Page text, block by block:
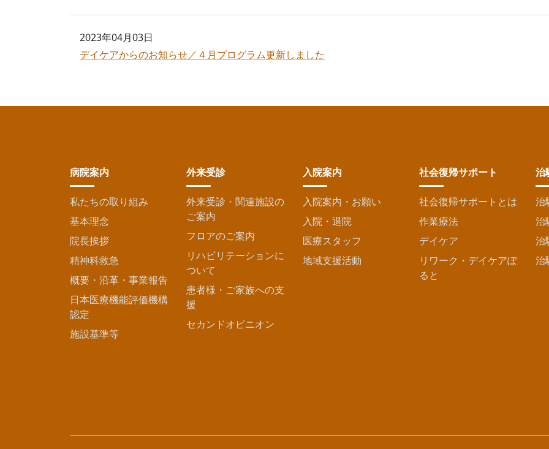
2023年04月03日
デイケアからのお知らせ／４月プログラム更新しました
病院案内
私たちの取り組み
基本理念
院長挨拶
精神科救急
概要・沿革・事業報告
日本医療機能評価機構
認定
施設基準等
外来受診
外来受診・関連施設の
ご案内
フロアのご案内
リハビリテーションに
ついて
患者様・ご家族への支
援
セカンドオピニオン
入院案内
入院案内・お願い
入院・退院
医療スタッフ
地域支援活動
社会復帰サポート
社会復帰サポートとは
作業療法
デイケア
リワーク・デイケアぽ
ると
治
治
治
治
治